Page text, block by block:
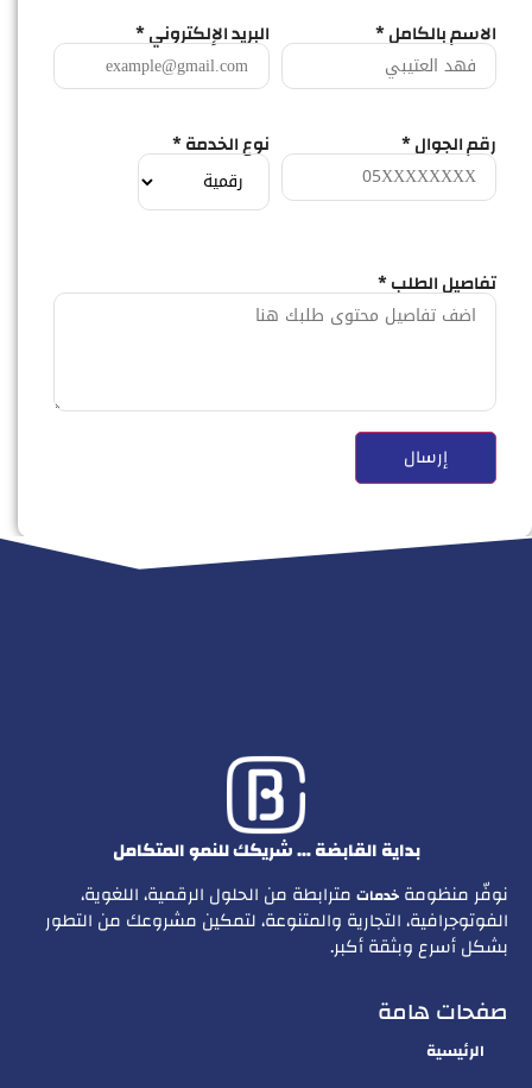
الاسم بالكامل * البريد الإلكتروني *
رقم الجوال * نوع الخدمة *
تفاصيل الطلب *
بداية القابضة … شريكك للنمو المتكامل
نوفّر منظومة خدمات مترابطة من الحلول الرقمية، اللغوية،
الفوتوجرافية، التجارية والمتنوعة، لتمكين مشروعك من التطور
بشكل أسرع وبثقة أكبر.
صفحات هامة
الرئيسية